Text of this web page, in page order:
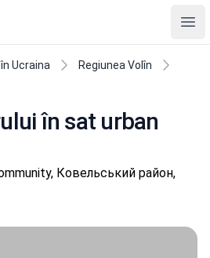
Ucraina
Regiunea Volîn
în sat urban
Ковельський район,